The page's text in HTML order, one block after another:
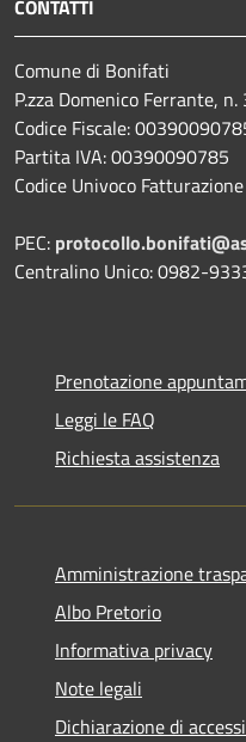
CONTATTI
Comune di Bonifati
P.zza Domenico Ferrante,
Codice Fiscale:
Partita IVA: 00390090785
Codice Univoco
PEC:
Centralino Unico: 0982-
Prenotazione
Leggi le FAQ
Richiesta assistenza
Amministrazione
Albo Pretorio
Informativa privacy
Note legali
Dichiarazione di